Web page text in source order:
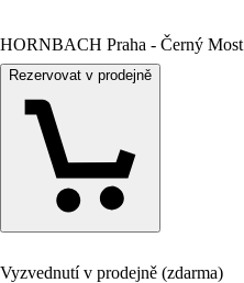
HORNBACH Praha - Černý Most
Rezervovat v prodejně
Vyzvednutí v prodejně (zdarma)